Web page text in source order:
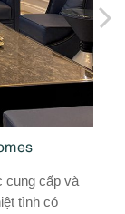
cung cấp và
tình có